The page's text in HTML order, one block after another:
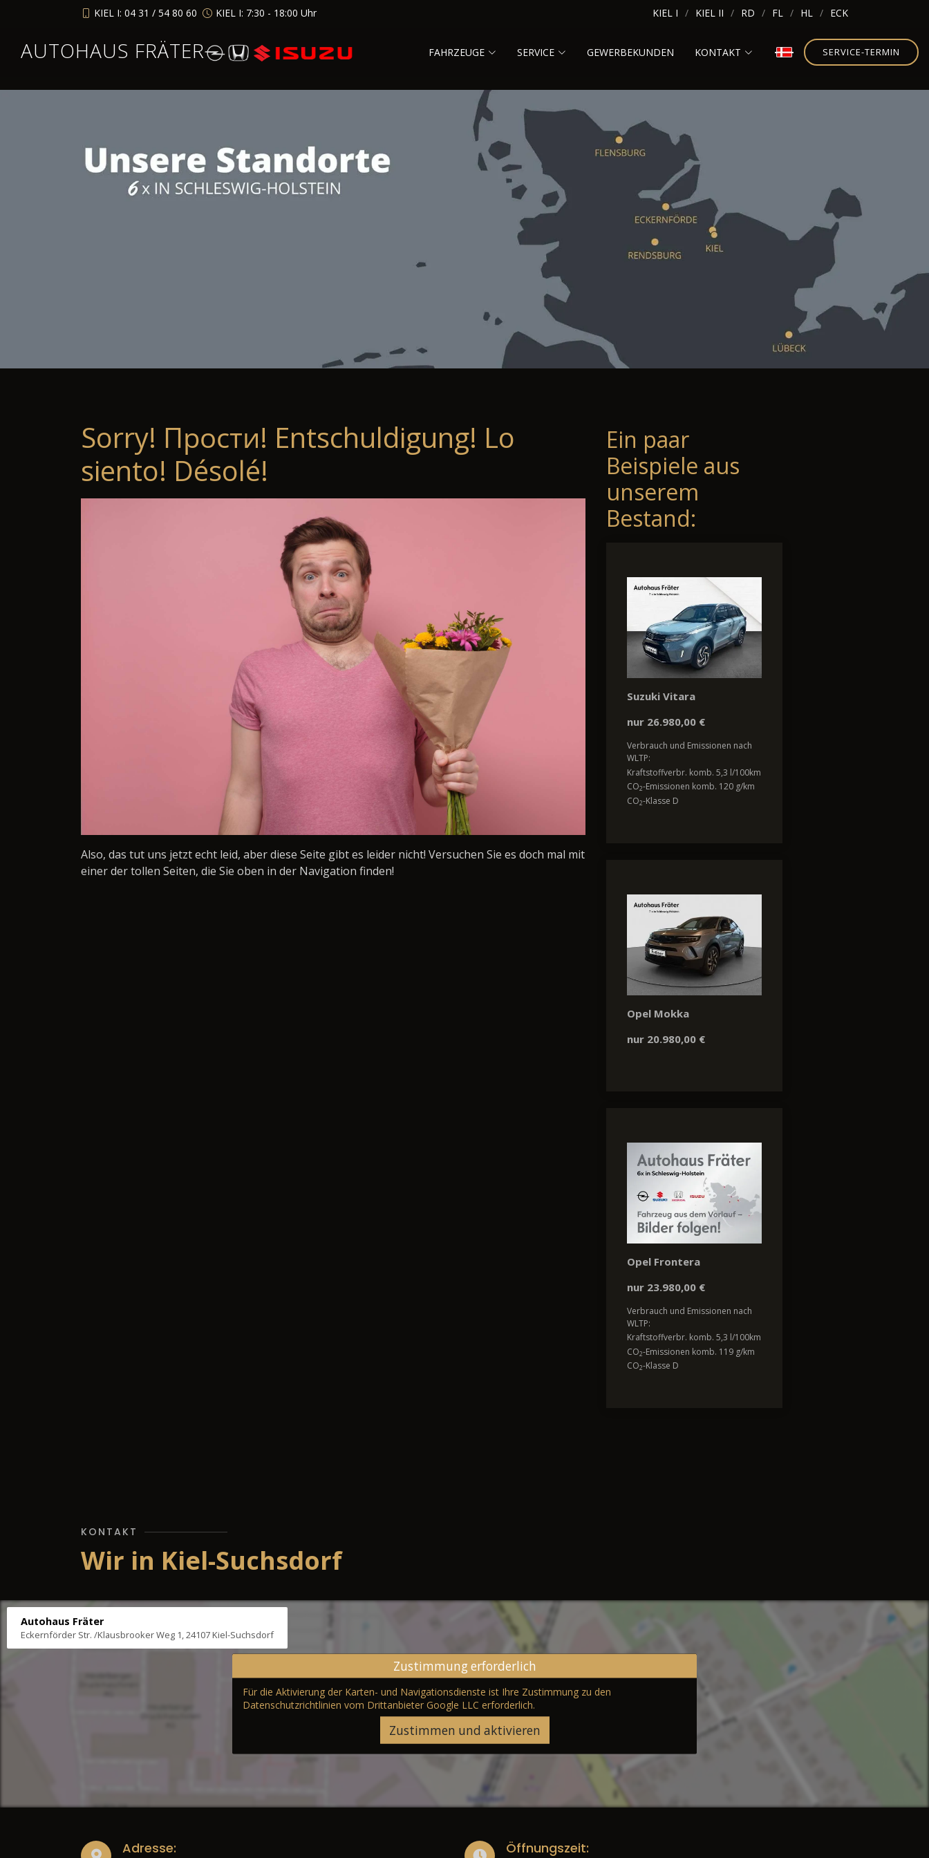
KIEL I: 04 31 / 54 80 60 KIEL I: 7:30 - 18:00 Uhr KIEL I KIEL II RD FL HL ECK
AUTOHAUS FRÄTER FAHRZEUGE SERVICE GEWERBEKUNDEN KONTAKT SERVICE-TERMIN
Sorry! Прости! Entschuldigung! Lo
siento! Désolé!
Also, das tut uns jetzt echt leid, aber diese Seite gibt es leider nicht! Versuchen Sie es doch mal mit
einer der tollen Seiten, die Sie oben in der Navigation finden!
Ein paar
Beispiele aus
unserem
Bestand:
Suzuki Vitara
nur 26.980,00 €
Verbrauch und Emissionen nach
WLTP:
Kraftstoffverbr. komb. 5,3 l/100km
CO2-Emissionen komb. 120 g/km
CO2-Klasse D
Opel Mokka
nur 20.980,00 €
Opel Frontera
nur 23.980,00 €
Verbrauch und Emissionen nach
WLTP:
Kraftstoffverbr. komb. 5,3 l/100km
CO2-Emissionen komb. 119 g/km
CO2-Klasse D
KONTAKT
Wir in Kiel-Suchsdorf
Autohaus Fräter
Eckernförder Str. /Klausbrooker Weg 1, 24107 Kiel-Suchsdorf
Zustimmung erforderlich
Für die Aktivierung der Karten- und Navigationsdienste ist Ihre Zustimmung zu den
Datenschutzrichtlinien vom Drittanbieter Google LLC erforderlich.
Zustimmen und aktivieren
Adresse: Öffnungszeit: